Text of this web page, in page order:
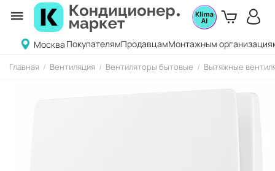
Москва ПокупателямПродавцамМонтажным
Главная / Вентиляция / Вентиляторы бытовые / Вытяжные